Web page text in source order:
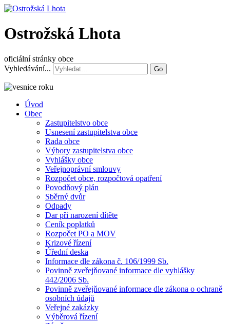
Ostrožská Lhota
oficiální stránky obce
Vyhledávání...
Go
Úvod
Obec
Zastupitelstvo obce
Usnesení zastupitelstva obce
Rada obce
Výbory zastupitelstva obce
Vyhlášky obce
Veřejnoprávní smlouvy
Rozpočet obce, rozpočtová opatření
Povodňový plán
Sběrný dvůr
Odpady
Dar při narození dítěte
Ceník poplatků
Rozpočet PO a MOV
Krizové řízení
Úřední deska
Informace dle zákona č. 106/1999 Sb.
Povinně zveřejňované informace dle vyhlášky
442/2006 Sb.
Povinně zveřejňované informace dle zákona o ochraně
osobních údajů
Veřejné zakázky
Výběrová řízení